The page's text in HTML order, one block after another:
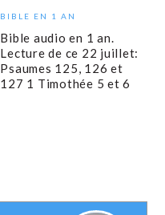
BIBLE EN 1 AN
Bible audio en 1 an.
Lecture de ce 22 juillet:
Psaumes 125, 126 et
127 1 Timothée 5 et 6